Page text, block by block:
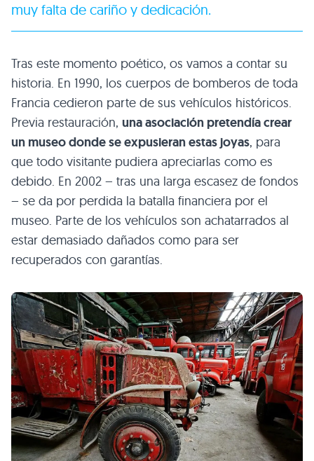
muy falta de cariño y dedicación.
Tras este momento poético, os vamos a contar su
historia. En 1990, los cuerpos de bomberos de toda
Francia cedieron parte de sus vehículos históricos.
Previa restauración, una asociación pretendía crear
un museo donde se expusieran estas joyas, para
que todo visitante pudiera apreciarlas como es
debido. En 2002 – tras una larga escasez de fondos
– se da por perdida la batalla financiera por el
museo. Parte de los vehículos son achatarrados al
estar demasiado dañados como para ser
recuperados con garantías.